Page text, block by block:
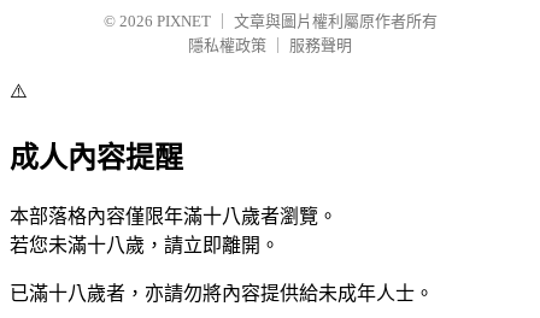
© 2026 PIXNET
文章與圖片權利屬原作者所有
隱私權政策
服務聲明
⚠️
成人內容提醒
本部落格內容僅限年滿十八歲者瀏覽。
若您未滿十八歲，請立即離開。
已滿十八歲者，亦請勿將內容提供給未成年人士。